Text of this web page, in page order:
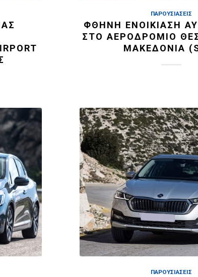
ΠΑΡΟΥΣΙΆΣΕΙΣ
ΦΘΗΝΉ ΕΝΟΙΚΊΑΣΗ
ΣΤΟ ΑΕΡΟΔΡΌΜΙΟ
ΜΑΚΕΔΟΝΊΑ
ΠΑΡΟΥΣΙΆΣΕΙΣ